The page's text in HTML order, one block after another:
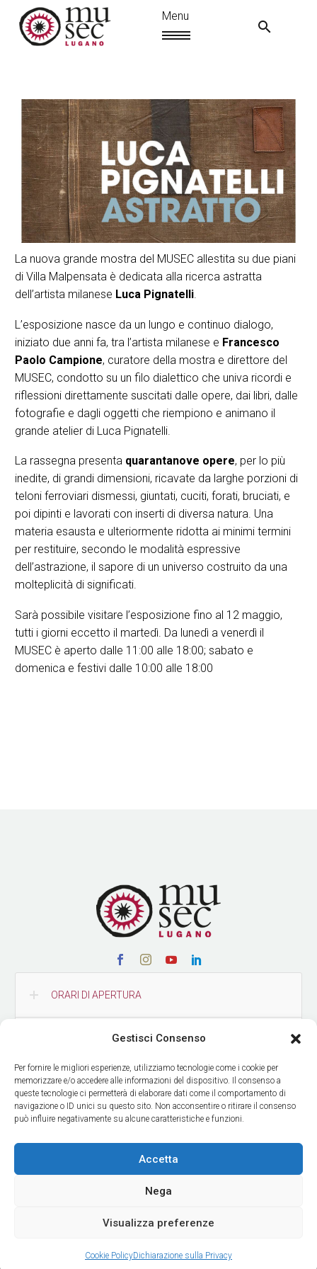
Gestisci Consenso
Per fornire le migliori esperienze, utilizziamo tecnologie come i cookie per
memorizzare e/o accedere alle informazioni del dispositivo. Il consenso a
queste tecnologie ci permetterà di elaborare dati come il comportamento di
navigazione o ID unici su questo sito. Non acconsentire o ritirare il consenso
può influire negativamente su alcune caratteristiche e funzioni.
Accetta
Nega
Visualizza preferenze
Cookie PolicyDichiarazione sulla Privacy
IT
La nuova grande mostra del MUSEC allestita su due piani
di Villa Malpensata è dedicata alla ricerca astratta
dell’artista milanese Luca Pignatelli.
L’esposizione nasce da un lungo e continuo dialogo,
iniziato due anni fa, tra l’artista milanese e Francesco
Paolo Campione, curatore della mostra e direttore del
MUSEC, condotto su un filo dialettico che univa ricordi e
riflessioni direttamente suscitati dalle opere, dai libri, dalle
fotografie e dagli oggetti che riempiono e animano il
grande atelier di Luca Pignatelli.
La rassegna presenta quarantanove opere, per lo più
inedite, di grandi dimensioni, ricavate da larghe porzioni di
teloni ferroviari dismessi, giuntati, cuciti, forati, bruciati, e
poi dipinti e lavorati con inserti di diversa natura. Una
materia esausta e ulteriormente ridotta ai minimi termini
per restituire, secondo le modalità espressive
dell’astrazione, il sapore di un universo costruito da una
molteplicità di significati.
Sarà possibile visitare l’esposizione fino al 12 maggio,
tutti i giorni eccetto il martedì. Da lunedì a venerdì il
MUSEC è aperto dalle 11:00 alle 18:00; sabato e
domenica e festivi dalle 10:00 alle 18:00
ORARI DI APERTURA
COME RAGGIUNGERCI